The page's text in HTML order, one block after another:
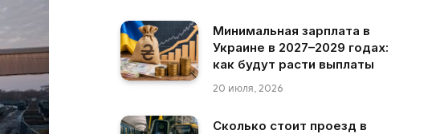
Минимальная зарплата в
Украине в 2027–2029 годах:
как будут расти выплаты
20 июля, 2026
Сколько стоит проезд в